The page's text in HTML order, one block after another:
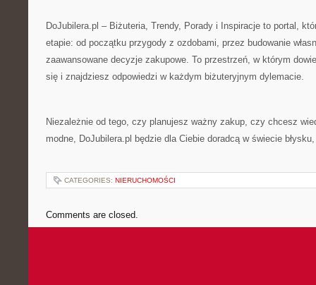
DoJubilera.pl – Biżuteria, Trendy, Porady i Inspiracje to portal,
etapie: od początku przygody z ozdobami, przez budowanie
zaawansowane decyzje zakupowe. To przestrzeń, w którym
się i znajdziesz odpowiedzi w każdym biżuteryjnym dylemacie.
Niezależnie od tego, czy planujesz ważny zakup, czy chcesz
modne, DoJubilera.pl będzie dla Ciebie doradcą w świecie
CATEGORIES: NIERUCHOMOŚCI
Comments are closed.